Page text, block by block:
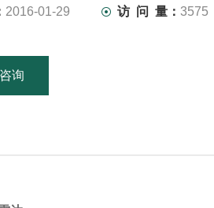
2016-01-29 访 问 量：3575
询